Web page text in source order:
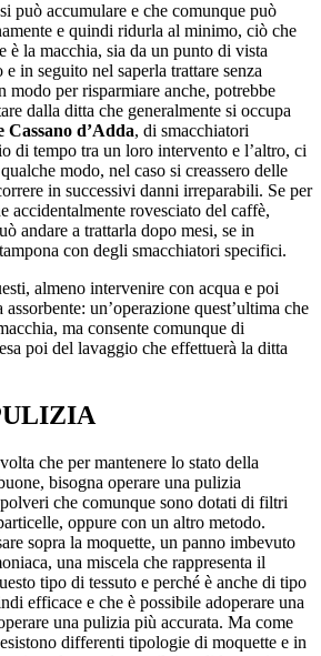
può accumulare e che comunque può
e quindi ridurla al minimo, ciò che
è la macchia, sia da un punto di vista
in seguito nel saperla trattare senza
modo per risparmiare anche, potrebbe
dalla ditta che generalmente si occupa
d’Adda, di smacchiatori
di tempo tra un loro intervento e l’altro, ci
modo, nel caso si creassero delle
in successivi danni irreparabili. Se per
accidentalmente rovesciato del caffè,
andare a trattarla dopo mesi, se in
con degli smacchiatori specifici.
almeno intervenire con acqua e poi
un’operazione quest’ultima che
ma consente comunque di
poi del lavaggio che effettuerà la ditta
che per mantenere lo stato della
bisogna operare una pulizia
che comunque sono dotati di filtri
oppure con un altro metodo.
sopra la moquette, un panno imbevuto
una miscela che rappresenta il
tipo di tessuto e perché è anche di tipo
efficace e che è possibile adoperare una
una pulizia più accurata. Ma come
differenti tipologie di moquette e in